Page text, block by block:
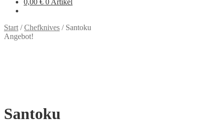
0,00 € 0 Artikel
Start /Chefknives / Santoku
Angebot!
Santoku